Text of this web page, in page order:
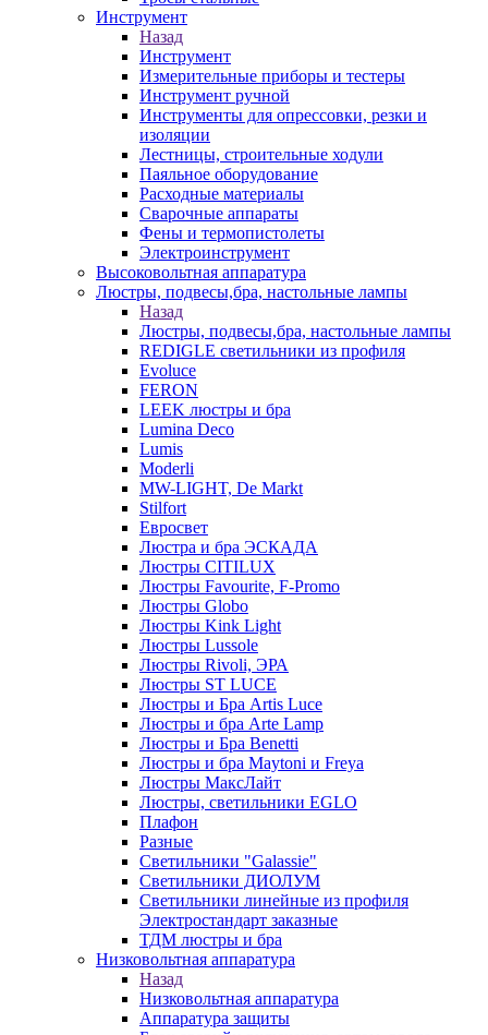
Инструмент
Назад
Инструмент
Измерительные приборы и тестеры
Инструмент ручной
Инструменты для опрессовки, резки и
изоляции
Лестницы, строительные ходули
Паяльное оборудование
Расходные материалы
Сварочные аппараты
Фены и термопистолеты
Электроинструмент
Высоковольтная аппаратура
Люстры, подвесы,бра, настольные лампы
Назад
Люстры, подвесы,бра, настольные лампы
REDIGLE светильники из профиля
Evoluce
FERON
LEEK люстры и бра
Lumina Deco
Lumis
Moderli
MW-LIGHT, De Markt
Stilfort
Евросвет
Люстра и бра ЭСКАДА
Люстры CITILUX
Люстры Favourite, F-Promo
Люстры Globo
Люстры Kink Light
Люстры Lussole
Люстры Rivoli, ЭРА
Люстры ST LUCE
Люстры и Бра Artis Luce
Люстры и бра Arte Lamp
Люстры и Бра Benetti
Люстры и бра Maytoni и Freya
Люстры МаксЛайт
Люстры, светильники EGLO
Плафон
Разные
Светильники "Galassie"
Светильники ДИОЛУМ
Светильники линейные из профиля
Электростандарт заказные
ТДМ люстры и бра
Низковольтная аппаратура
Назад
Низковольтная аппаратура
Аппаратура защиты